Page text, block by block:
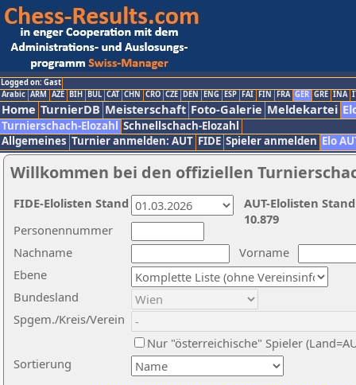
Logged on: Gast
Arabic ARM AZE BIH BUL CAT CHN CRO CZE DEN ENG ESP FAI FIN FRA GER GRE INA
Home TurnierDB Meisterschaft Foto-Galerie Meldekartei
Turnierschach-Elozahl Schnellschach-Elozahl
Allgemeines Turnier anmelden: AUT FIDE Spieler anmelden Elo
Willkommen bei den offiziellen
Nachname
Vorname
Ebene
Sortierung
Personennummer
Bundesland
Spgem./Kreis/Verein
Nur "österreichische" Spieler
AUT-Elolisten
10.879
FIDE-Elolisten Stand